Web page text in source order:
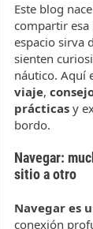
Este blog
compartir esa
espacio sirva
sienten
náutico. Aquí
viaje,
prácticas y
bordo.
Navegar:
sitio a otro
Navegar es
conexión